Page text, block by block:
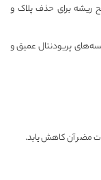
برای حذف پلاک و
پریودنتال عمیق و
مضر آن کاهش یابد.